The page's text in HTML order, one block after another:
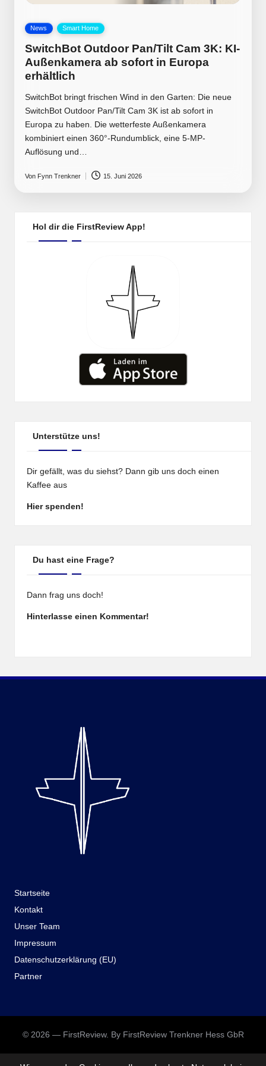
Posted
News Smart Home
SwitchBot Outdoor Pan/Tilt Cam 3K: KI-
Außenkamera ab sofort in Europa
erhältlich
SwitchBot bringt frischen Wind in den Garten: Die neue
SwitchBot Outdoor Pan/Tilt Cam 3K ist ab sofort in
Europa zu haben. Die wetterfeste Außenkamera
kombiniert einen 360°-Rundumblick, eine 5-MP-
Auflösung und…
Posted
by
Von Fynn Trenkner 15. Juni 2026
Hol dir die FirstReview App!
Unterstütze uns!
Dir gefällt, was du siehst? Dann gib uns doch einen
Kaffee aus
Hier spenden!
Du hast eine Frage?
Dann frag uns doch!
Hinterlasse einen Kommentar!
Startseite
Kontakt
Unser Team
Impressum
Datenschutzerklärung (EU)
Partner
© 2026 — FirstReview. By FirstReview Trenkner Hess GbR